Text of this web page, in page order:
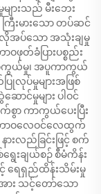
ျားသည် မီးဘေး
ကြီးမားသော တပ်ဆင်
အပ်သော အသုံးချမှု
ဖုတ်ခံပြားပစ္စည်း
ာကွယ်မှု၊ အပူကာကွယ်
လုပ်မှုများအဖြစ်
ာင်မှုများ ပါဝင်
စွာ ကာကွယ်ပေးပြီး
ဘာဝလေဝင်လေထွက်
ားလည်ခြင်းဖြင့် စက်
ေးချယ်စဉ် စီမံကိန်း
ရေရှည်ထိန်းသိမ်းမှု
ား သင့်တော်သော